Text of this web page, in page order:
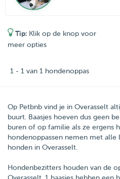
Tip: Klik op de knop voor
meer opties
1 - 1 van 1 hondenoppas
Op Petbnb vind je in Overasselt
buurt. Baasjes hoeven dus geen
buren of op familie als ze ergens
hondenoppassen nemen met
honden in Overasselt.
Hondenbezitters houden van de